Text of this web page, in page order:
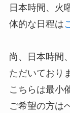
日本時間、火
体的な日程は
尚、日本時間
ただいており
こちらは最小
ご希望の方は